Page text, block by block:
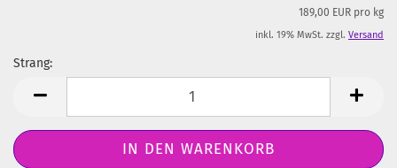
189,00 EUR pro kg
inkl. 19% MwSt. zzgl. Versand
Strang: